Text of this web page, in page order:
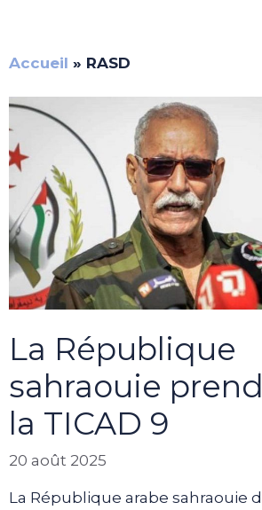
Accueil » RASD
La République
sahraouie
la TICAD 9
20 août 2025
La République arabe sahraouie